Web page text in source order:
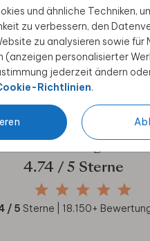
und ähnliche Techniken,
zu verbessern, den
zu analysieren sowie für
(anzeigen personalisierter
jederzeit ändern
Richtlinien.
4.74/ 5 Sterne
/ 5 Sterne | 18.150+